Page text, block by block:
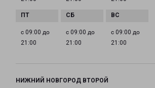
с 09:00 до
21:00
с 09:00 до
21:00
с 09:00 до
21:00
НИЖНИЙ НОВГОРОД ВТОРОЙ